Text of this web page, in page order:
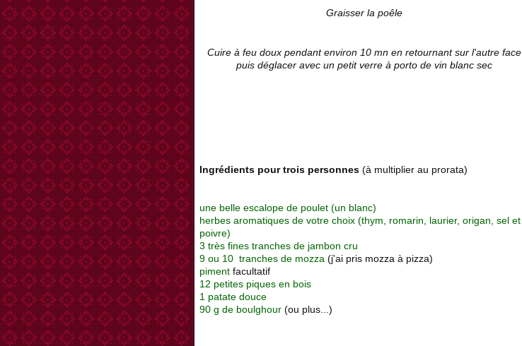
Graisser la poêle
Cuire à feu doux pendant environ 10 mn en retournant sur l'autre face
puis déglacer avec un petit verre à porto de vin blanc sec
Ingrédients pour trois personnes (à multiplier au prorata)
une belle escalope de poulet (un blanc)
herbes aromatiques de votre choix (thym, romarin, laurier, origan, sel et
poivre)
3 très fines tranches de jambon cru
9 ou 10 tranches de mozza (j'ai pris mozza à pizza)
piment facultatif
12 petites piques en bois
1 patate douce
90 g de boulghour (ou plus...)